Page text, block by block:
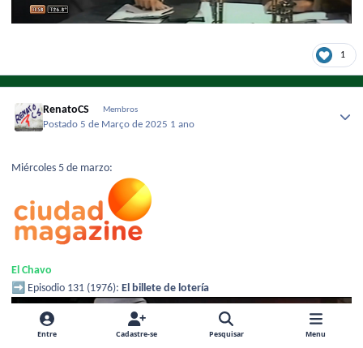
1
RenatoCS Membros
Postado 5 de Março de 2025 1 ano
Miércoles 5 de marzo:
El Chavo
➡️ Episodio 131 (1976): El billete de lotería
Entre Cadastre-se Pesquisar Menu